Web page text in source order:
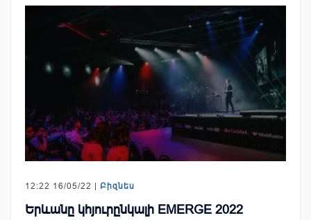
12:22 16/05/22 | Բիզնես
Երևանը կհյուրընկալի EMERGE 2022